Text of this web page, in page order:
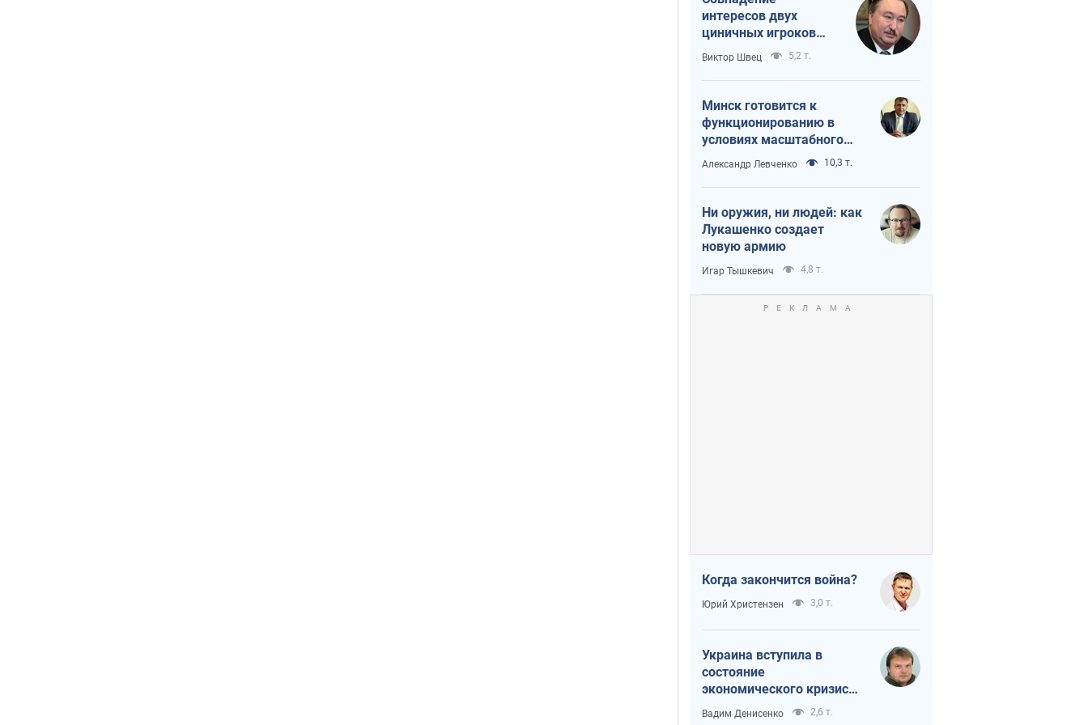
интересов двух
циничных игроков
или тайный план
Трампа и Путина?
Виктор Швец 5,2 т.
Минск готовится к
функционированию в
условиях масштабного
военного кризиса
Александр Левченко 10,3 т.
Ни оружия, ни людей: как
Лукашенко создает
новую армию
Игар Тышкевич 4,8 т.
Когда закончится война?
Юрий Христензен 3,0 т.
Украина вступила в
состояние
экономического кризиса.
Есть ли свет в конце
Вадим Денисенко 2,6 т.